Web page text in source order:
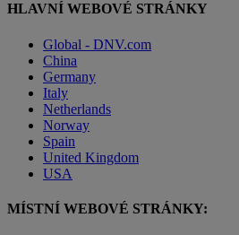
HLAVNÍ WEBOVÉ STRÁNKY
Global - DNV.com
China
Germany
Italy
Netherlands
Norway
Spain
United Kingdom
USA
MÍSTNÍ WEBOVÉ STRÁNKY: